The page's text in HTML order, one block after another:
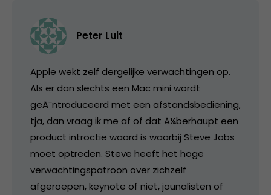
Peter Luit
Apple wekt zelf dergelijke verwachtingen op.
Als er dan slechts een Mac mini wordt
geÃ¯ntroduceerd met een afstandsbediening,
tja, dan vraag ik me af of dat Ã¼berhaupt een
product introctie waard is waarbij Steve Jobs
moet optreden. Steve heeft het hoge
verwachtingspatroon over zichzelf
afgeroepen, keynote of niet, jounalisten of